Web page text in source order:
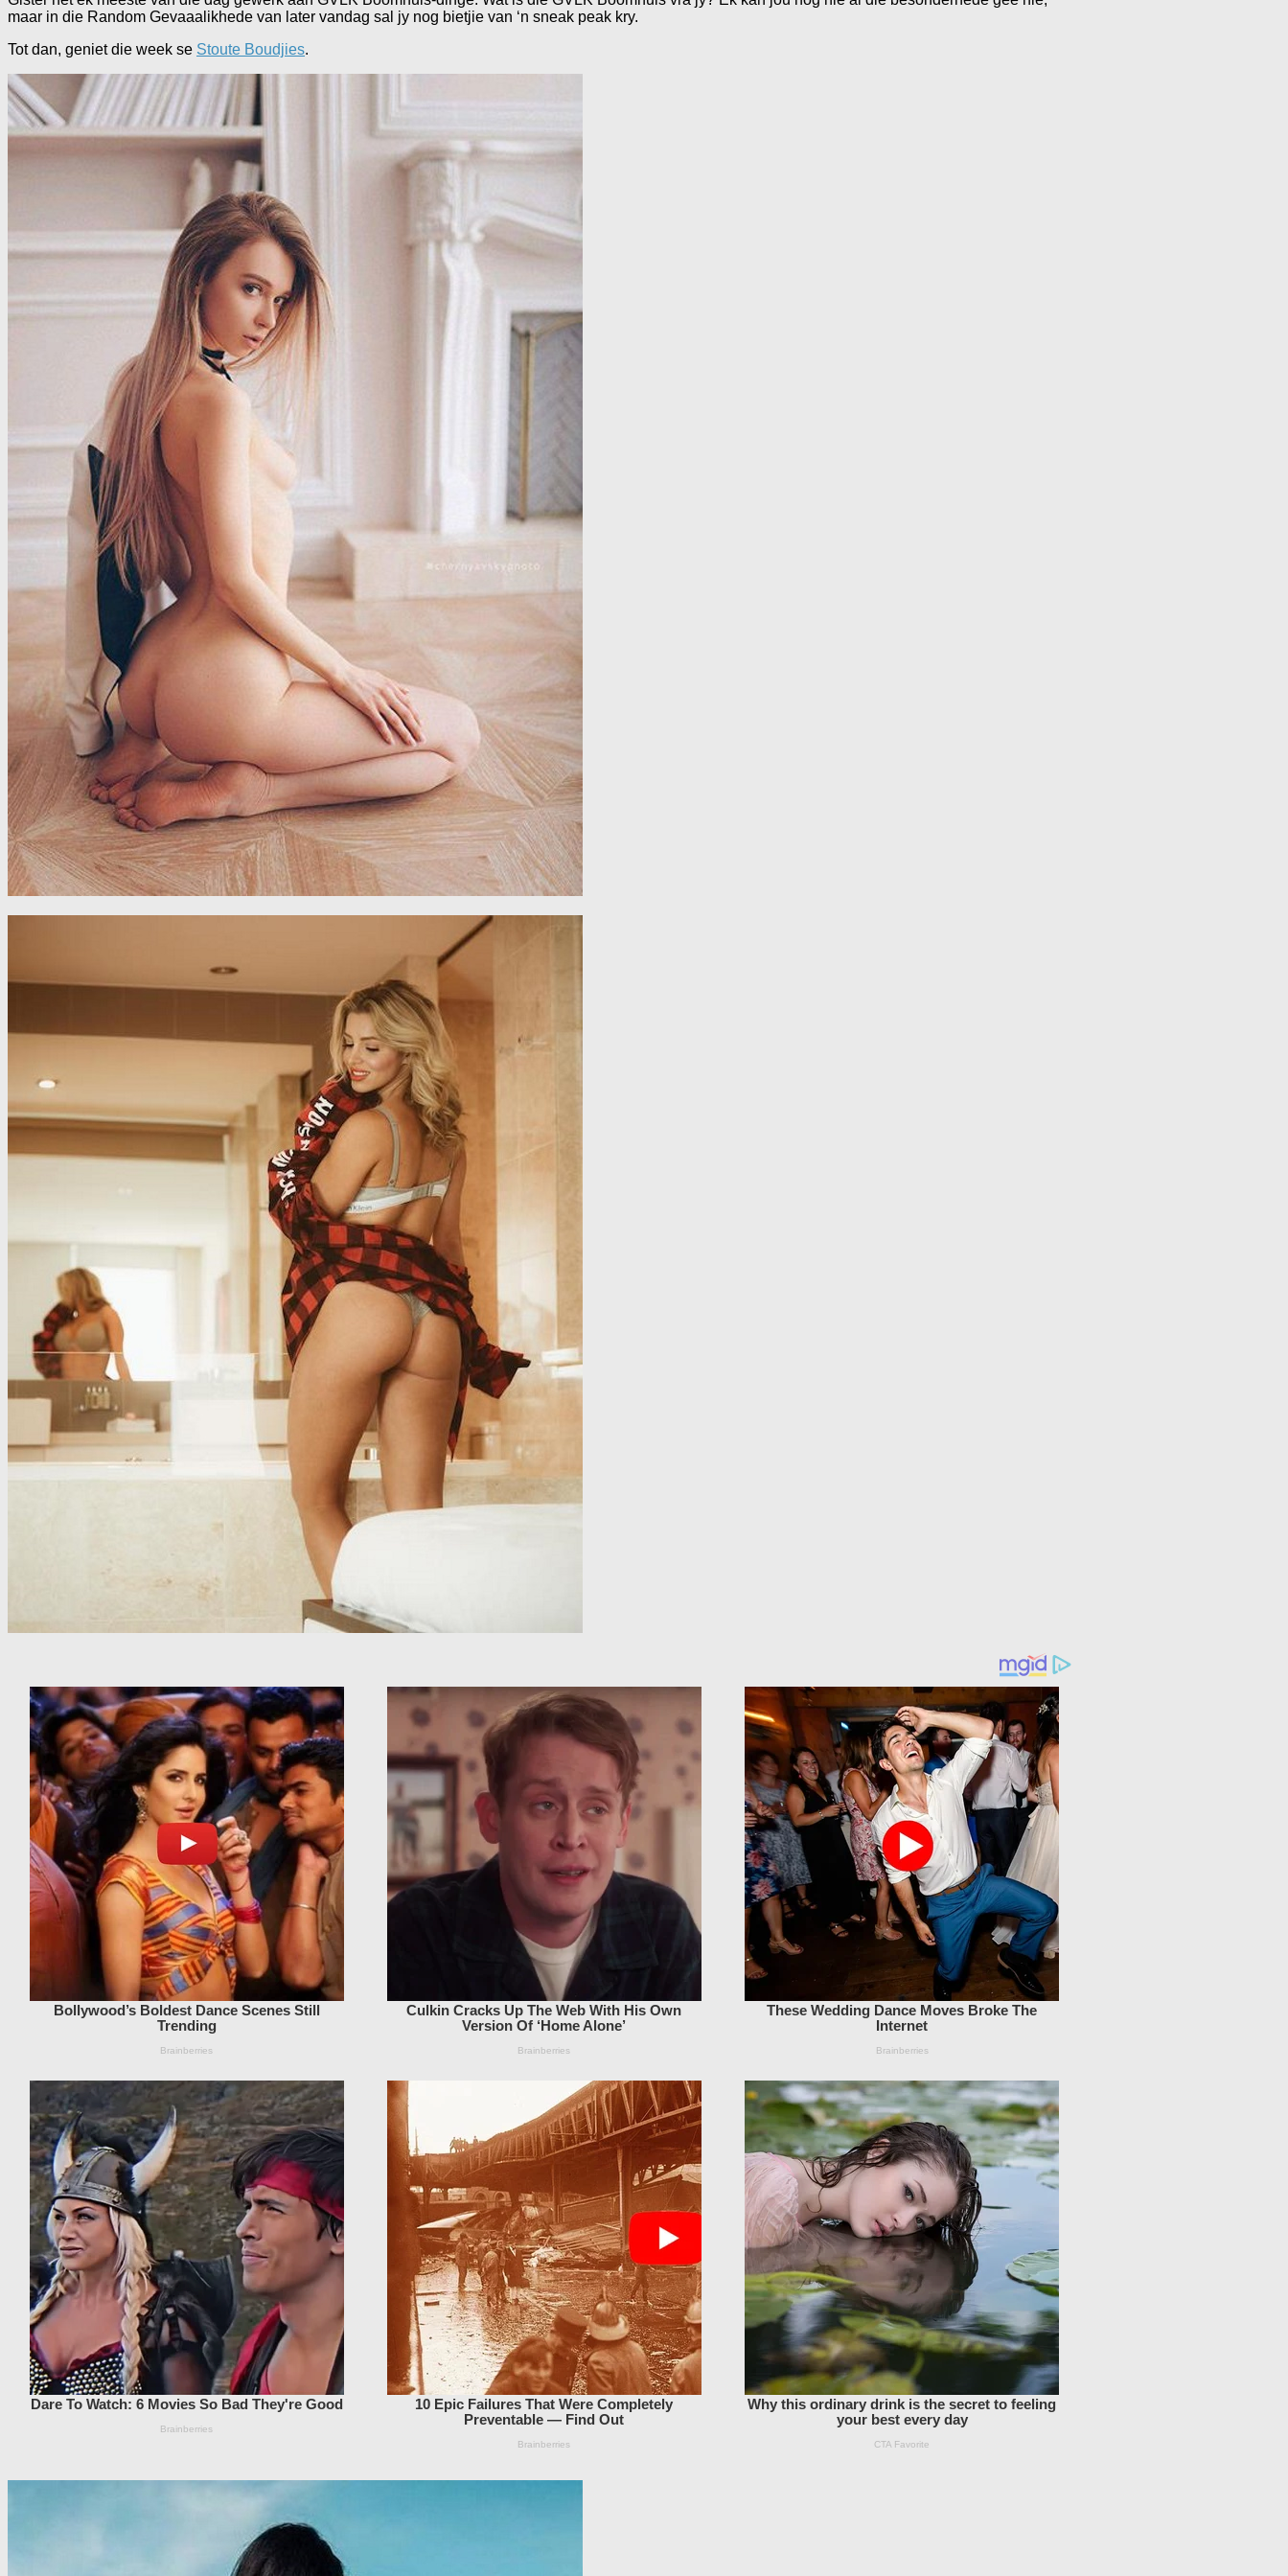
maar in die Random Gevaaalikhede van later vandag sal jy nog bietjie van ‘n sneak peak kry.
Tot dan, geniet die week se Stoute Boudjies.